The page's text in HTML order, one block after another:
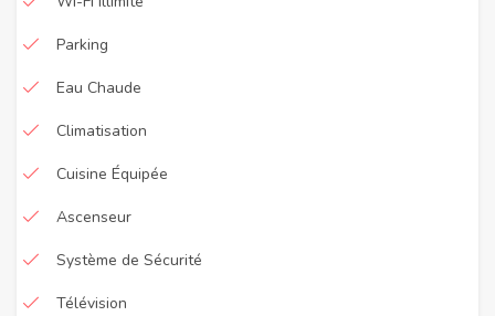
Parking
Eau Chaude
Climatisation
Cuisine Équipée
Ascenseur
Système de Sécurité
Télévision